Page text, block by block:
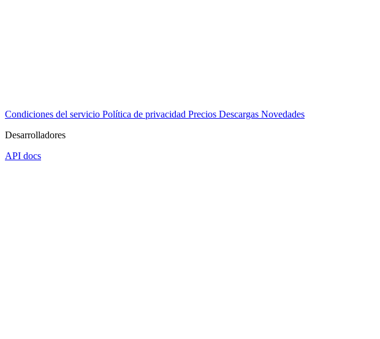
Condiciones del servicio Política de privacidad Precios Descargas Novedades
Desarrolladores
API docs